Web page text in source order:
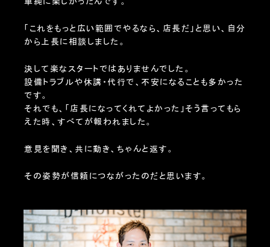
「これをもっと広い範囲でやるなら、店長だ」と思い、自分
から上長に相談しました。
決して楽なスタートではありませんでした。
設備トラブルや休講・代行で、不安になることも多かった
です。
それでも、「店長になってくれてよかった」そう言ってもら
えた時、すべてが報われました。
意見を聞き、共に動き、ちゃんと返す。
その姿勢が信頼につながったのだと思います。